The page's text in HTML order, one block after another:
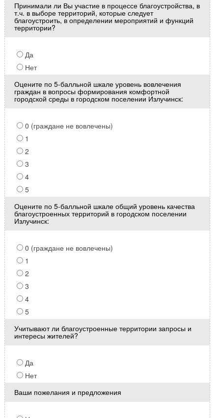
Принимали ли Вы участие в процессе благоустройства, в
т.ч. в выборе территорий, которые следует
благоустроить, в определении мероприятий и функций
территории?
Да
Нет
Оцените по 5-балльной шкале уровень вовлечения
граждан в вопросы формирования комфортной
городской среды в городском поселении Излучинск:
0 (граждане не вовлечены)
1
2
3
4
5
Оцените по 5-балльной шкале общий уровень качества
благоустроенных территорий в городском поселении
Излучинск:
0 (граждане не вовлечены)
1
2
3
4
5
Учитывают ли благоустроенные территории запросы и
интересы жителей?
Да
Нет
Ваши пожелания и предложения